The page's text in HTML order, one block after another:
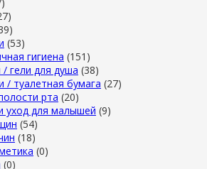
(53)
гигиена (151)
гели для душа (38)
/ туалетная бумага (27)
рта (20)
уход для малышей (9)
(54)
(18)
(0)
(0)